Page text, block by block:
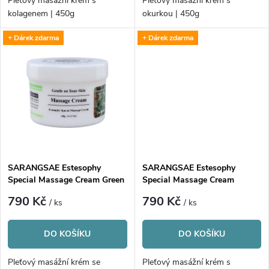
u
d
u
kolagenem | 450g
okurkou | 450g
+ Dárek zdarma
SARANGSAE Estesophy
Special Massage Cream Green
790 Kč/ ks
DO KOŠÍKU
Pleťový masážní krém se
+ Dárek zdarma
SARANGSAE Estesophy
Special Massage Cream
790 Kč/ ks
DO KOŠÍKU
Pleťový masážní krém s